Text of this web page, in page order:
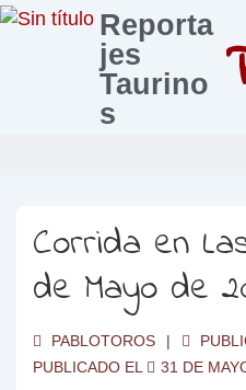
Reporta
jes
Taurino
s
Corrida en
de Mayo de
PABLOTOROS
PUBLICADO EL
31 DE